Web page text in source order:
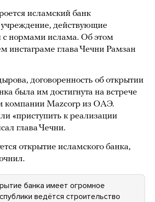
исламский банк
действующие
с нормами ислама. Об этом
инстаграме глава Чечни Рамзан
договоренность об открытии
была им достигнута на встрече
компании Mazcorp из ОАЭ.
«приступить к реализации
глава Чечни.
открытие исламского банка,
банка имеет огромное
ведётся строительство